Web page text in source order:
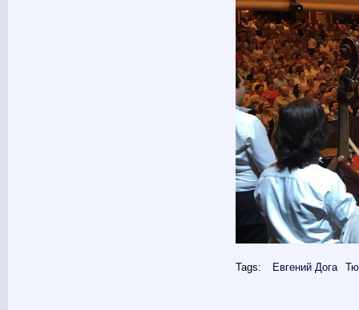
Tags: Евгений Дога